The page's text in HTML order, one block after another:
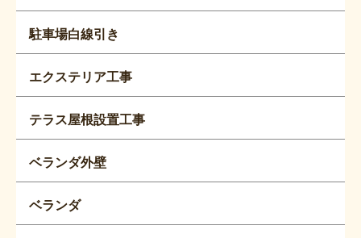
駐車場白線引き
エクステリア工事
テラス屋根設置工事
ベランダ外壁
ベランダ